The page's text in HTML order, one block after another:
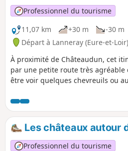
pour rejoindre la Forêt Domaniale
où il est possible d'y rencontrer
sangliers.
Professionnel du tourisme
11,07 km
+30 m -30 m
Départ à Lanneray (Eure-et-Loir)
À proximité de Châteaudun, cet
par une petite route très agréable
être voir quelques chevreuils ou
Les châteaux autour
Professionnel du tourisme